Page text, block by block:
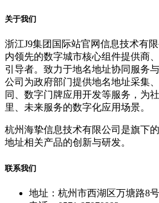
关于我们
浙江J9集团国际站官网信息技术有
内领先的数字城市核心组件提供商
引导者。致力于地名地址协同服务
公司为政府部门提供地名地址采集
同、数字门牌应用开发等服务，为
里、未来服务的数字化应用场景。
杭州海挚信息技术有限公司是旗下
地址相关产品的创新与研发。
联系我们
地址：杭州市西湖区万塘路8